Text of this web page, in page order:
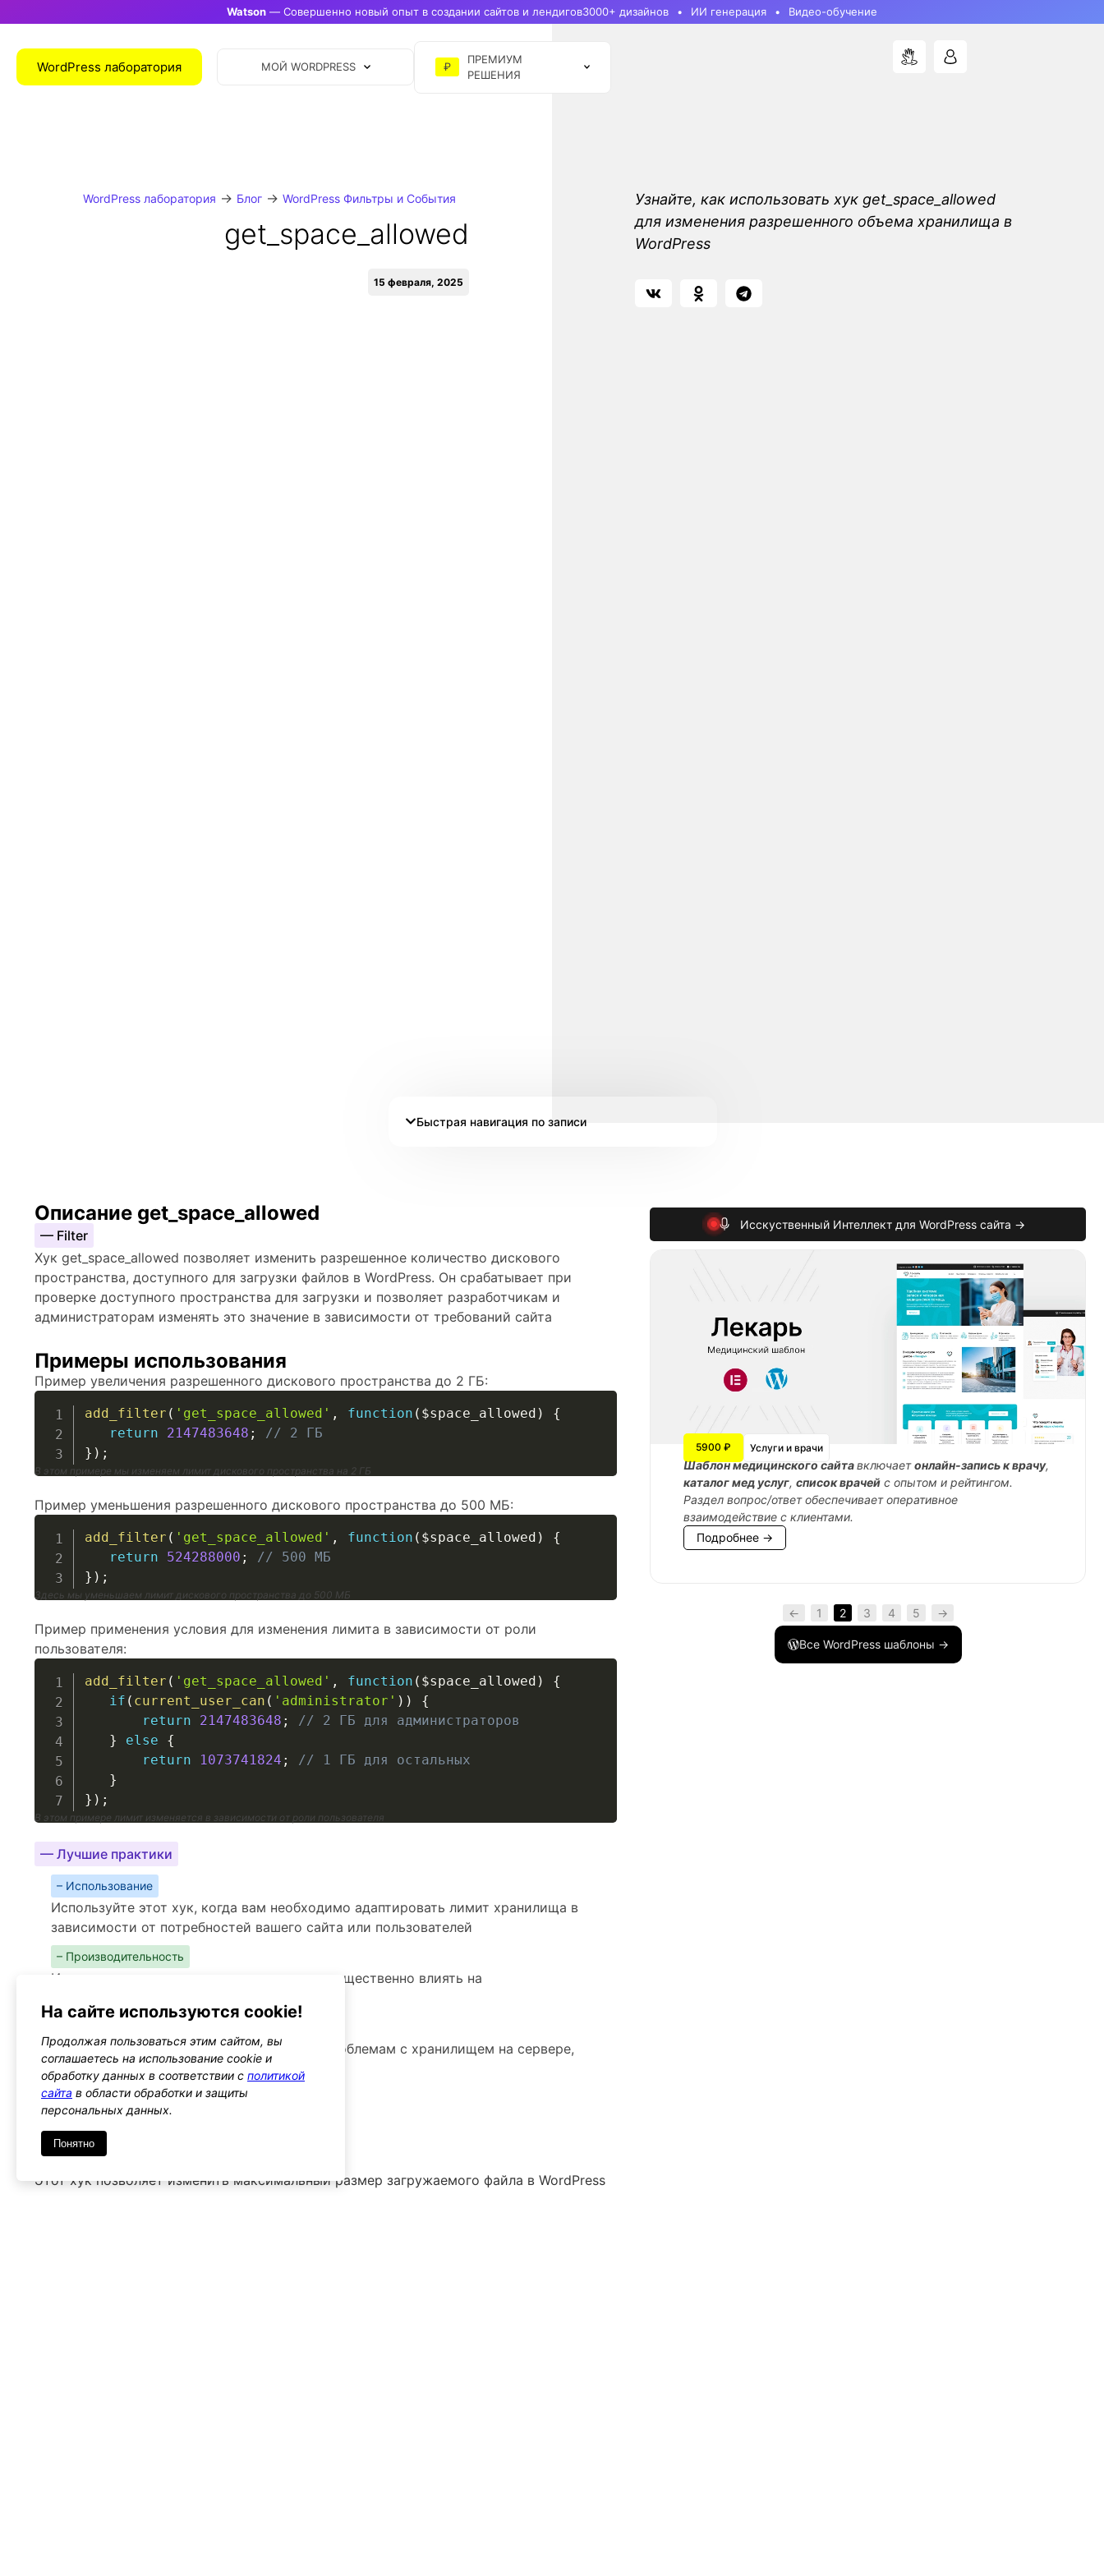
Watson — Совершенно новый опыт в создании сайтов и лендигов3000+ дизайнов ИИ генерация Видео-обучение
WordPress лаборатория МОЙ WORDPRESS ₽
ПРЕМИУМ
РЕШЕНИЯ
WordPress лаборатория → Блог→ WordPress Фильтры и События
get_space_allowed
15 февраля, 2025
Узнайте, как использовать хук get_space_allowed
для изменения разрешенного объема хранилища в
WordPress
Быстрая навигация по записи
Описание get_space_allowed
— Filter
Хук get_space_allowed позволяет изменить разрешенное количество дискового
пространства, доступного для загрузки файлов в WordPress. Он срабатывает при
проверке доступного пространства для загрузки и позволяет разработчикам и
администраторам изменять это значение в зависимости от требований сайта
Примеры использования
Пример увеличения разрешенного дискового пространства до 2 ГБ:
add_filter ( 'get_space_allowed' , function ( $space_allowed )
{
return
2147483648 ;
// 2 ГБ
} ) ;
В этом примере мы изменяем лимит дискового пространства на 2 ГБ
Пример уменьшения разрешенного дискового пространства до 500 МБ:
add_filter ( 'get_space_allowed' , function ( $space_allowed )
{
return
524288000 ;
// 500 МБ
} ) ;
Здесь мы уменьшаем лимит дискового пространства до 500 МБ
Пример применения условия для изменения лимита в зависимости от роли
пользователя:
add_filter ( 'get_space_allowed' , function ( $space_allowed )
{
if ( current_user_can ( 'administrator' ) )
{
return
2147483648 ;
// 2 ГБ для администраторов
}
else
{
return
1073741824 ;
// 1 ГБ для остальных
}
} ) ;
В этом примере лимит изменяется в зависимости от роли пользователя
— Лучшие практики
– Использование
Используйте этот хук, когда вам необходимо адаптировать лимит хранилища в
зависимости от потребностей вашего сайта или пользователей
– Производительность
Изменение лимита хранилища не должно существенно влиять на
Убедитесь, что изменения не приведут к проблемам с хранилищем на сервере,
особенно если у вас много пользователей
Альтернативы
upload_size_limit
Тип: filter
Этот хук позволяет изменить максимальный размер загружаемого файла в WordPress
Исскуственный Интеллект для WordPress сайта →
5900 ₽ Услуги и врачи
Шаблон медицинского сайтавключаетонлайн-запись к врачу,
каталог мед услуг,список врачей с опытом и рейтингом.
Раздел вопрос/ответ обеспечивает оперативное
взаимодействие с клиентами.
Подробнее →
← 1 2 3 4 5 →
Все WordPress шаблоны →
На сайте используются cookie!
Продолжая пользоваться этим сайтом, вы
соглашаетесь на использование cookie и
обработку данных в соответствии с политикой
сайта в области обработки и защиты
персональных данных.
Понятно